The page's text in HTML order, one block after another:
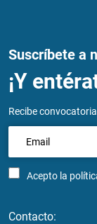
Suscríbete a
¡Y
Recibe
Acepto la
Contacto: